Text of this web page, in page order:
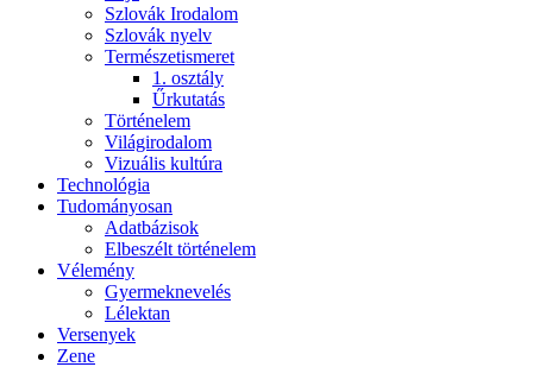
Szlovák Irodalom
Szlovák nyelv
Természetismeret
1. osztály
Űrkutatás
Történelem
Világirodalom
Vizuális kultúra
Technológia
Tudományosan
Adatbázisok
Elbeszélt történelem
Vélemény
Gyermeknevelés
Lélektan
Versenyek
Zene